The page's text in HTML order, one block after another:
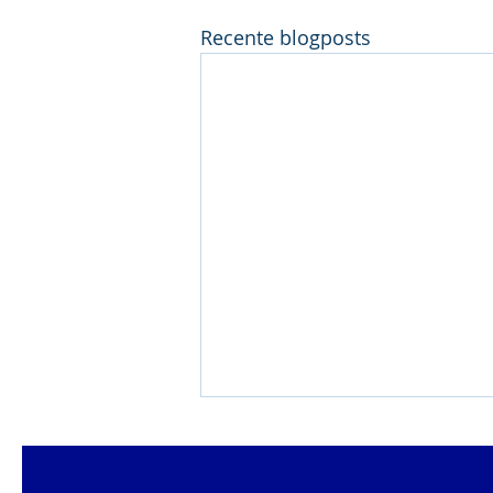
Recente blogposts